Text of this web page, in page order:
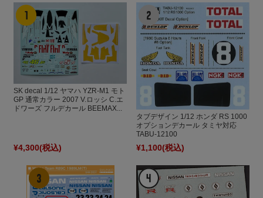
SK decal 1/12 ヤマハ YZR-M1 モト
GP 通常カラー 2007 V.ロッシ C.エ
ドワーズ フルデカール BEEMAX...
¥4,300(税込)
タブデザイン 1/12 ホンダ RS 1000
オプションデカール タミヤ対応
TABU-12100
¥1,100(税込)